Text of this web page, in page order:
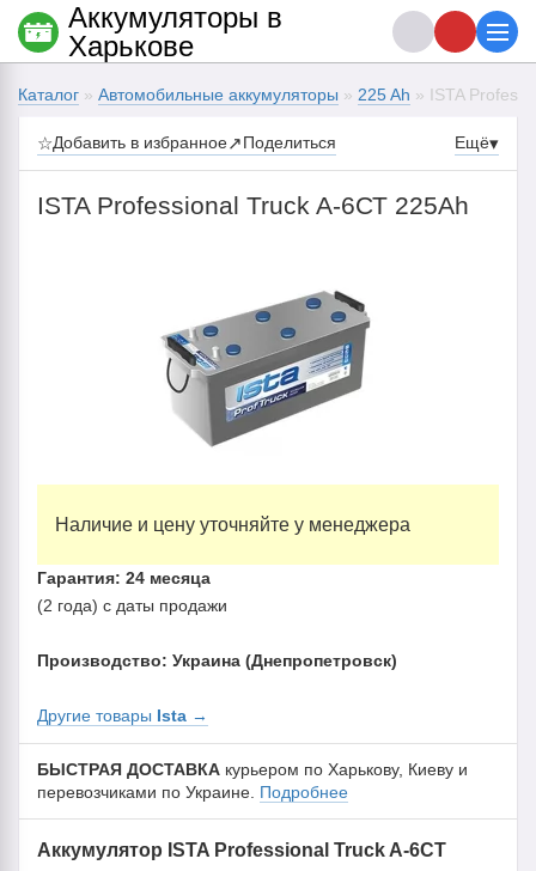
Каталог » Автомобильные аккумуляторы » 225 Ah » ISTA
☆Добавить в избранное↗Поделиться Ещё▾
ISTA Professional Truck A-6СТ 225Аh
Наличие и цену уточняйте у менеджера
Гарантия: 24 месяца
(2 года) с даты продажи
Производство: Украина (Днепропетровск)
Другие товары Ista →
БЫСТРАЯ ДОСТАВКА курьером по Харькову, Киеву и
перевозчиками по Украине. Подробнее
Аккумулятор ISTA Professional Truck A-6СТ
Аккумуляторы в
Харькове